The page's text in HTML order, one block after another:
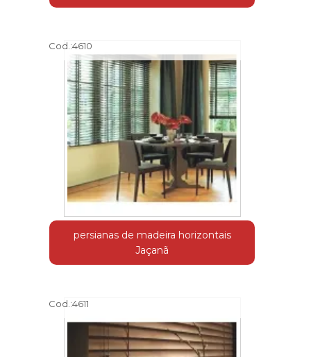
Cod.:4610
persianas de madeira horizontais
Jaçanã
Cod.:4611